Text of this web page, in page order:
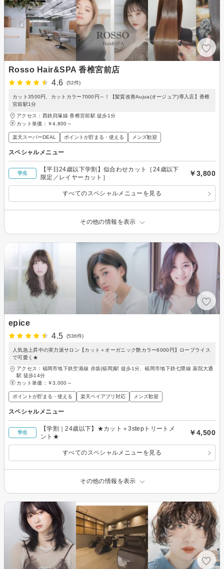
Rosso Hair&SPA 香椎宮前店
4.6
(52件)
カット3500円、カットカラー7000円～！【髪質改善Aujua(オージュア)導入店】香椎
宮前駅1分
アクセス：西鉄貝塚線 香椎宮前駅 徒歩1分
カット単価： ￥4,800～
楽天スーパーDEAL ポイントが貯まる・使える メンズ歓迎
スペシャルメニュー
学生
【平日24歳以下学割】似合わせカット［24歳以下
限定／レイヤーカット］
￥3,800
すべてのスペシャルメニューを見る
その他の情報を表示
epice
4.5
(536件)
人気急上昇中の実力派サロン【カット＋オーガニック艶カラー6000円】ロープライス
で可愛く★
アクセス：福岡市地下鉄空港線 赤坂(福岡)駅 徒歩1分、福岡市地下鉄七隈線 薬院大通
駅 徒歩14分
カット単価： ￥3,000～
ポイントが貯まる・使える 楽天ペイアプリ対応 メンズ歓迎
スペシャルメニュー
学生
【学割｜24歳以下】★カット＋3stepトリートメ
ント★
￥4,500
すべてのスペシャルメニューを見る
その他の情報を表示